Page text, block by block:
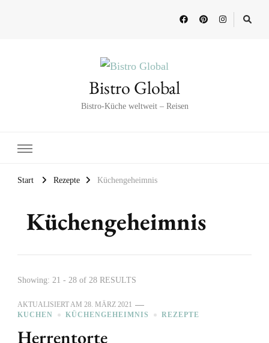
Bistro Global
Bistro-Küche weltweit – Reisen
Start Rezepte Küchengeheimnis
Küchengeheimnis
Showing: 21 - 28 of 28 RESULTS
AKTUALISIERT AM 28. MÄRZ 2021
KUCHEN
KÜCHENGEHEIMNIS REZEPTE
Herrentorte